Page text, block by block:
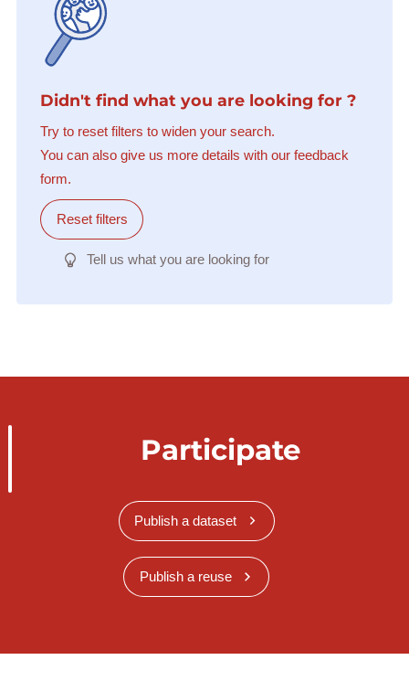
Didn't find what you are looking for ?
Try to reset filters to widen your search.
You can also give us more details with our feedback
form.
Reset filters
Tell us what you are looking for
Participate
Publish a dataset
Publish a reuse